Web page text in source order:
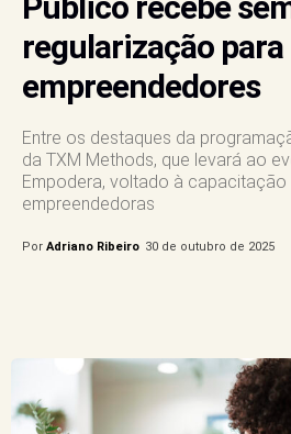
regularização para
empreendedores
Entre os destaques da
da TXM Methods, que levará ao
Empodera, voltado à capacitação
empreendedoras
Por Adriano Ribeiro 30 de outubro de 2025